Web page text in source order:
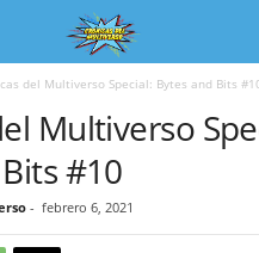
del Multiverso Special: Bytes and Bits
Multiverso
#10
- febrero 6, 2021